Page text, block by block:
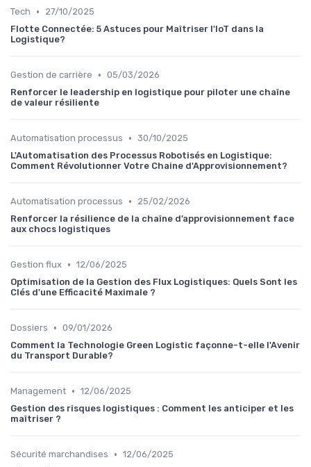
Tech •
27/10/2025
Flotte Connectée: 5 Astuces pour Maîtriser l'IoT dans la
Logistique?
Gestion de carrière • 05/03/2026
Renforcer le leadership en logistique pour piloter une chaîne
de valeur résiliente
Automatisation processus • 30/10/2025
L'Automatisation des Processus Robotisés en Logistique:
Comment Révolutionner Votre Chaine d'Approvisionnement?
Automatisation processus •
25/02/2026
Renforcer la résilience de la chaîne d’approvisionnement face
aux chocs logistiques
Gestion flux • 12/06/2025
Optimisation de la Gestion des Flux Logistiques: Quels Sont les
Clés d'une Efficacité Maximale ?
Dossiers • 09/01/2026
Comment la Technologie Green Logistic façonne-t-elle l'Avenir
du Transport Durable?
Management • 12/06/2025
Gestion des risques logistiques : Comment les anticiper et les
maîtriser ?
Sécurité marchandises • 12/06/2025